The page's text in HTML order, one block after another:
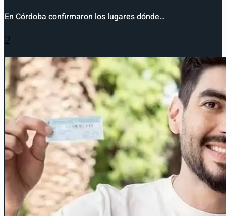
En Córdoba confirmaron los lugares dónde…
2